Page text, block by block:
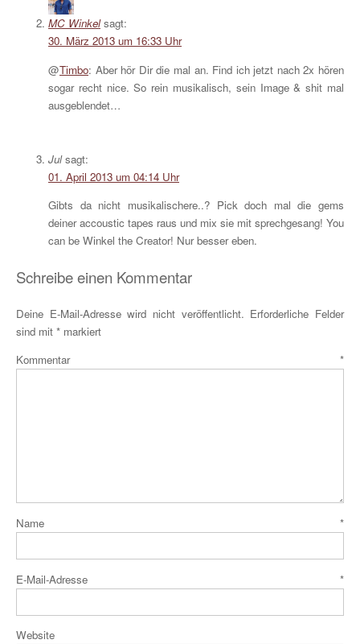
MC Winkel sagt:
30. März 2013 um 16:33 Uhr
@Timbo: Aber hör Dir die mal an. Find ich jetzt nach 2x hören
sogar recht nice. So rein musikalisch, sein Image & shit mal
ausgeblendet…
Jul sagt:
01. April 2013 um 04:14 Uhr
Gibts da nicht musikalischere..? Pick doch mal die gems
deiner accoustic tapes raus und mix sie mit sprechgesang! You
can be Winkel the Creator! Nur besser eben.
Schreibe einen Kommentar
Deine E-Mail-Adresse wird nicht veröffentlicht. Erforderliche Felder
sind mit * markiert
Kommentar *
Name *
E-Mail-Adresse *
Website